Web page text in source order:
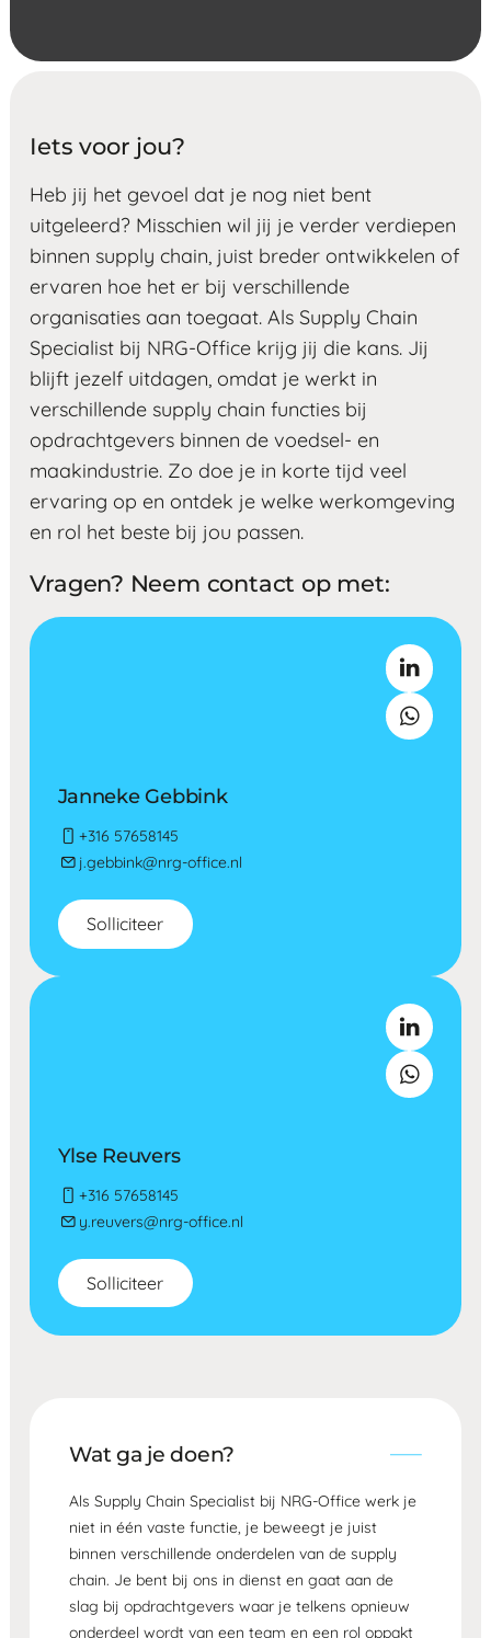
Iets voor jou?
Heb jij het gevoel dat je nog niet bent
uitgeleerd? Misschien wil jij je verder verdiepen
binnen supply chain, juist breder ontwikkelen of
ervaren hoe het er bij verschillende
organisaties aan toegaat. Als Supply Chain
Specialist bij NRG-Office krijg jij die kans. Jij
blijft jezelf uitdagen, omdat je werkt in
verschillende supply chain functies bij
opdrachtgevers binnen de voedsel- en
maakindustrie. Zo doe je in korte tijd veel
ervaring op en ontdek je welke werkomgeving
en rol het beste bij jou passen.
Vragen? Neem contact op met:
Janneke Gebbink
+316 57658145
j.gebbink@nrg-office.nl
Solliciteer
Ylse Reuvers
+316 57658145
y.reuvers@nrg-office.nl
Solliciteer
Wat ga je doen?
Als Supply Chain Specialist bij NRG-Office werk je
niet in één vaste functie, je beweegt je juist
binnen verschillende onderdelen van de supply
chain. Je bent bij ons in dienst en gaat aan de
slag bij opdrachtgevers waar je telkens opnieuw
onderdeel wordt van een team en een rol oppakt